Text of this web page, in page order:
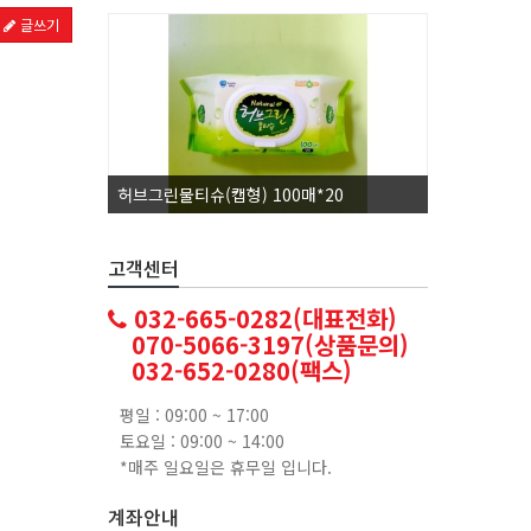
글쓰기
허브그린물티슈(캡형) 100매*20
고객센터
032-665-0282(대표전화)
070-5066-3197(상품문의)
032-652-0280(팩스)
평일 : 09:00 ~ 17:00
토요일 : 09:00 ~ 14:00
*매주 일요일은 휴무일 입니다.
계좌안내